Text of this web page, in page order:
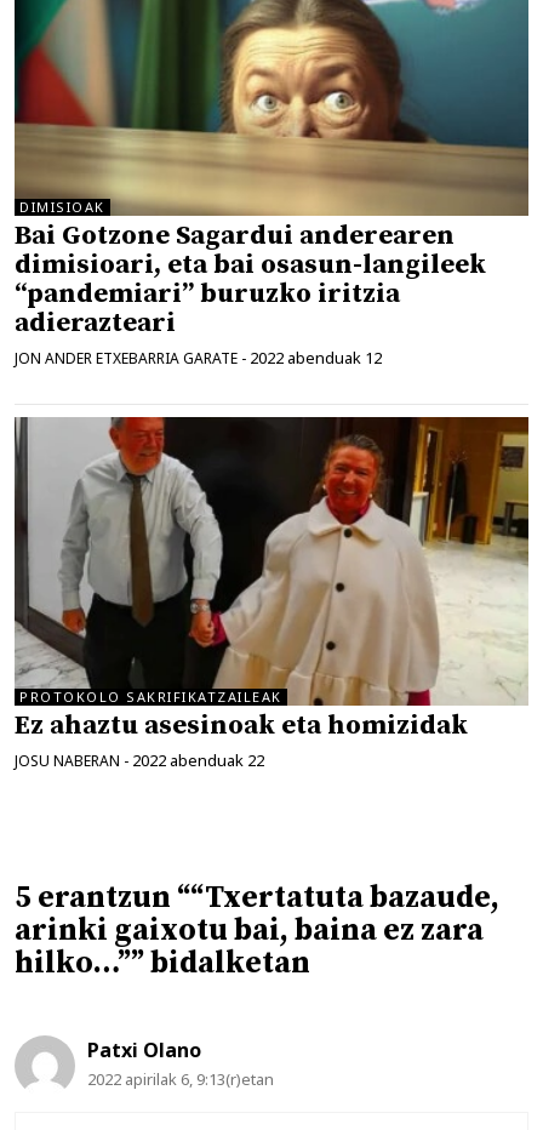
DIMISIOAK
Bai Gotzone Sagardui anderearen
dimisioari, eta bai osasun-langileek
“pandemiari” buruzko iritzia
adierazteari
JON ANDER ETXEBARRIA GARATE - 2022 abenduak 12
PROTOKOLO SAKRIFIKATZAILEAK
Ez ahaztu asesinoak eta homizidak
JOSU NABERAN - 2022 abenduak 22
5 erantzun ““Txertatuta bazaude,
arinki gaixotu bai, baina ez zara
hilko…”” bidalketan
Patxi Olano
2022 apirilak 6, 9:13(r)etan